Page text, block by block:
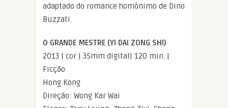
adaptado do romance homônimo de Dino
Buzzati.
O GRANDE MESTRE (YI DAI ZONG SHI)
2013 | cor | 35mm digital| 120 min. |
Ficção
Hong Kong
Direção: Wong Kar Wai